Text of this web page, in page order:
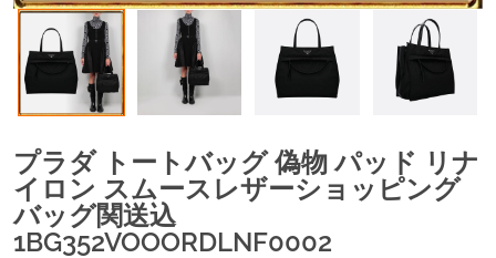
プラダ トートバッグ 偽物 パッド リナ
イロン スムースレザーショッピング
バッグ関送込
1BG352VOOORDLNF0002